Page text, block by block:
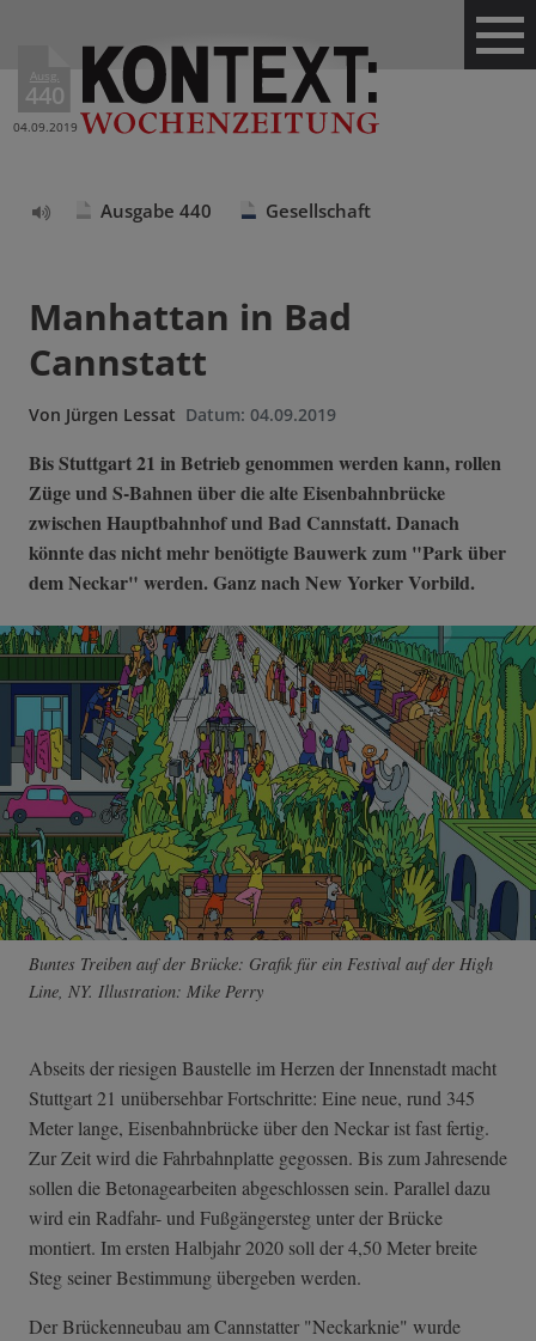
Ausg.
440
04.09.2019
Ausgabe 440 Gesellschaft
Manhattan in Bad
Cannstatt
Von Jürgen Lessat Datum: 04.09.2019
Bis Stuttgart 21 in Betrieb genommen werden kann, rollen
Züge und S-Bahnen über die alte Eisenbahnbrücke
zwischen Hauptbahnhof und Bad Cannstatt. Danach
könnte das nicht mehr benötigte Bauwerk zum "Park über
dem Neckar" werden. Ganz nach New Yorker Vorbild.
Buntes Treiben auf der Brücke: Grafik für ein Festival auf der High
Line, NY. Illustration: Mike Perry
Abseits der riesigen Baustelle im Herzen der Innenstadt macht
Stuttgart 21 unübersehbar Fortschritte: Eine neue, rund 345
Meter lange, Eisenbahnbrücke über den Neckar ist fast fertig.
Zur Zeit wird die Fahrbahnplatte gegossen. Bis zum Jahresende
sollen die Betonagearbeiten abgeschlossen sein. Parallel dazu
wird ein Radfahr- und Fußgängersteg unter der Brücke
montiert. Im ersten Halbjahr 2020 soll der 4,50 Meter breite
Steg seiner Bestimmung übergeben werden.
Der Brückenneubau am Cannstatter "Neckarknie" wurde